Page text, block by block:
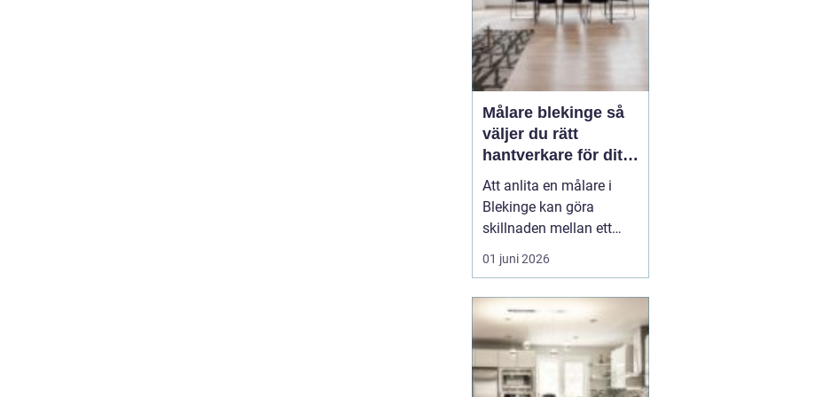
Målare blekinge så
väljer du rätt
hantverkare för ditt
projekt
Att anlita en målare i
Blekinge kan göra
skillnaden mellan ett
halvbra resultat och ett
hem eller en lokal som
trivsam och hållbar över
tid. En skicklig målare
hjälper inte bara till med
själva målningen, utan
01 juni 2026